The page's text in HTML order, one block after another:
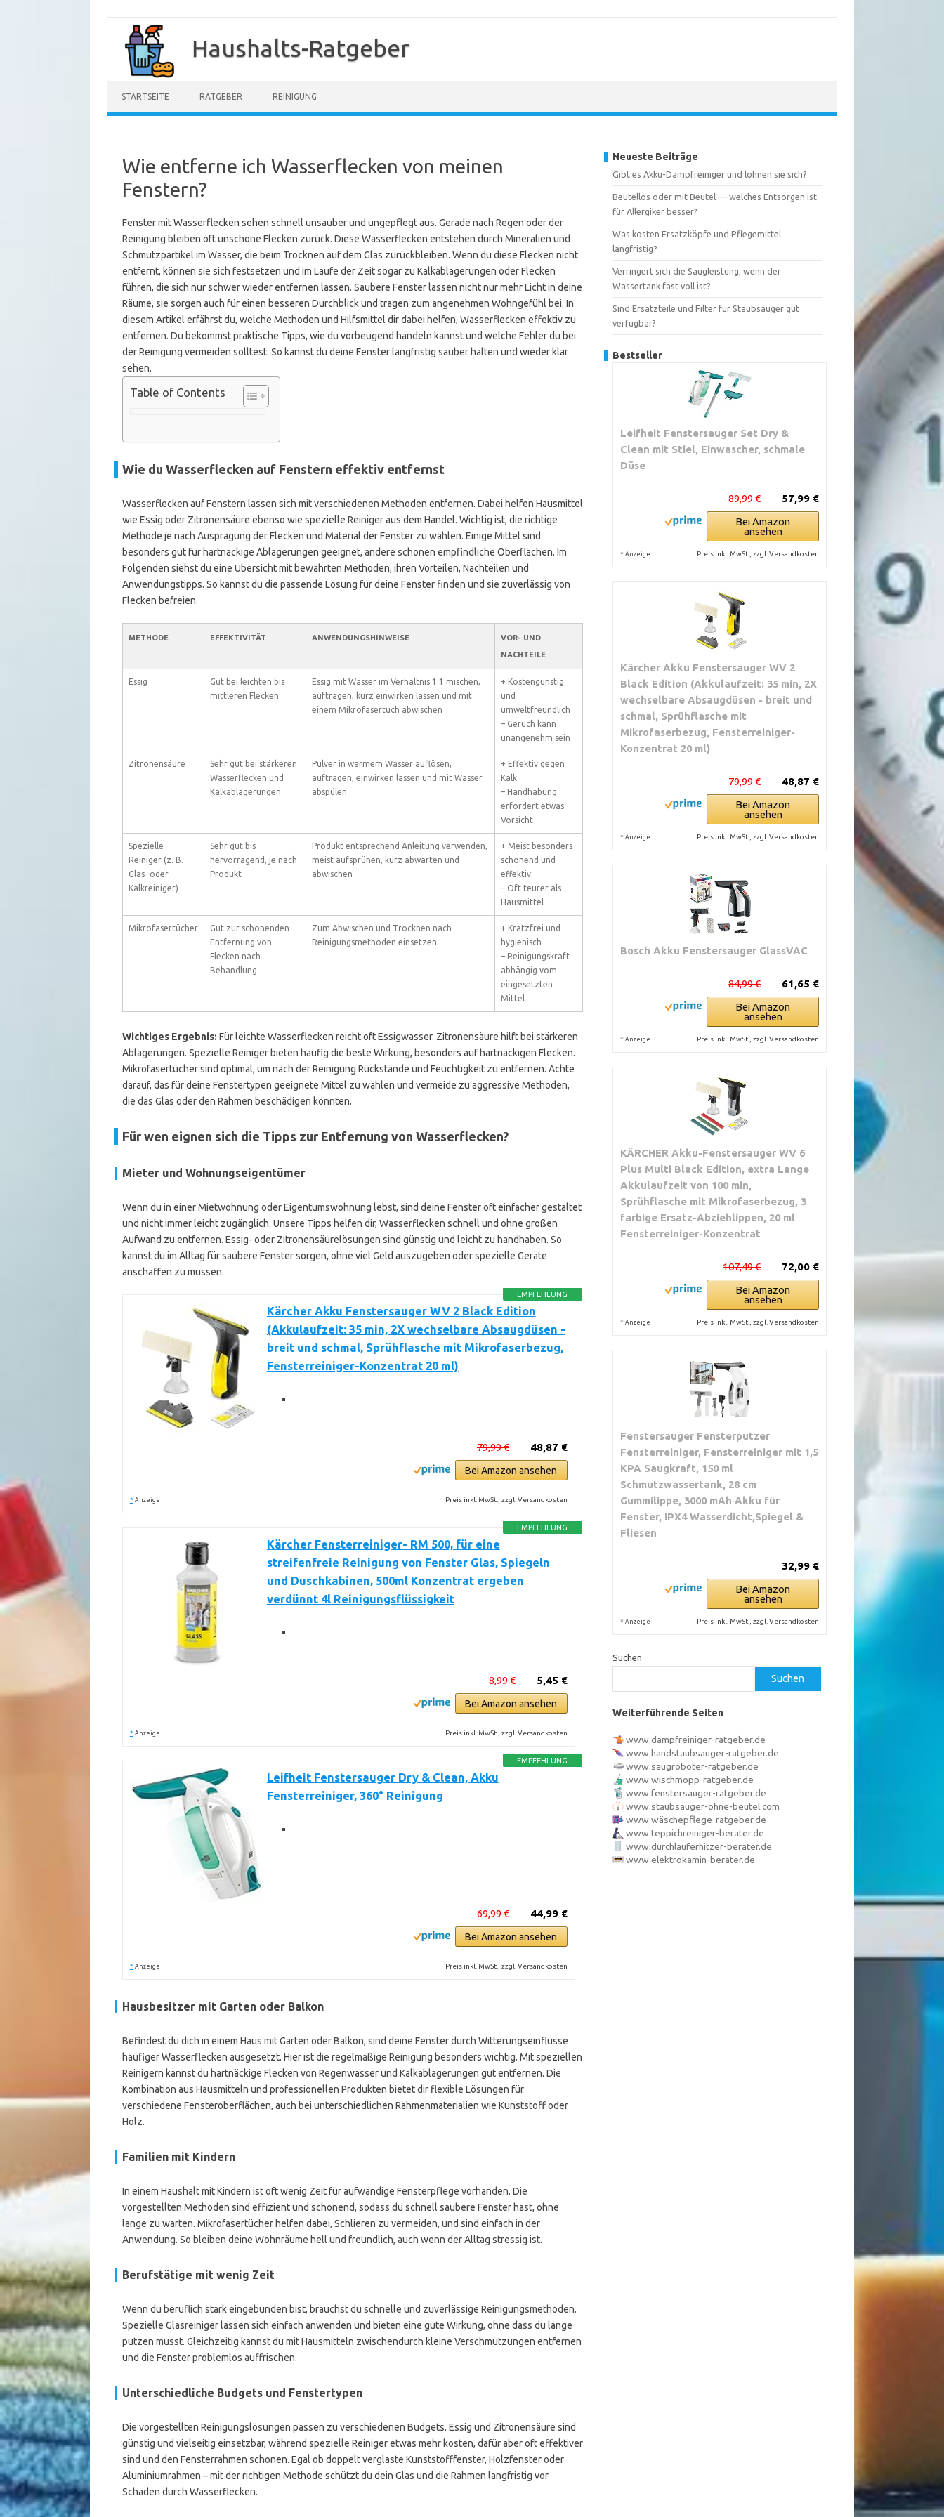
springen
Haushalts-Ratgeber
STARTSEITE RATGEBER REINIGUNG
Wie entferne ich Wasserflecken von meinen
Fenstern?
Fenster mit Wasserflecken sehen schnell unsauber und ungepflegt aus. Gerade nach Regen oder der
Reinigung bleiben oft unschöne Flecken zurück. Diese Wasserflecken entstehen durch Mineralien und
Schmutzpartikel im Wasser, die beim Trocknen auf dem Glas zurückbleiben. Wenn du diese Flecken nicht
entfernt, können sie sich festsetzen und im Laufe der Zeit sogar zu Kalkablagerungen oder Flecken
führen, die sich nur schwer wieder entfernen lassen. Saubere Fenster lassen nicht nur mehr Licht in deine
Räume, sie sorgen auch für einen besseren Durchblick und tragen zum angenehmen Wohngefühl bei. In
diesem Artikel erfährst du, welche Methoden und Hilfsmittel dir dabei helfen, Wasserflecken effektiv zu
entfernen. Du bekommst praktische Tipps, wie du vorbeugend handeln kannst und welche Fehler du bei
der Reinigung vermeiden solltest. So kannst du deine Fenster langfristig sauber halten und wieder klar
sehen.
Table of Contents
Wie du Wasserflecken auf Fenstern effektiv entfernst
Wasserflecken auf Fenstern lassen sich mit verschiedenen Methoden entfernen. Dabei helfen Hausmittel
wie Essig oder Zitronensäure ebenso wie spezielle Reiniger aus dem Handel. Wichtig ist, die richtige
Methode je nach Ausprägung der Flecken und Material der Fenster zu wählen. Einige Mittel sind
besonders gut für hartnäckige Ablagerungen geeignet, andere schonen empfindliche Oberflächen. Im
Folgenden siehst du eine Übersicht mit bewährten Methoden, ihren Vorteilen, Nachteilen und
Anwendungstipps. So kannst du die passende Lösung für deine Fenster finden und sie zuverlässig von
Flecken befreien.
METHODE EFFEKTIVITÄT ANWENDUNGSHINWEISE
VOR- UND
NACHTEILE
Essig
Gut bei leichten bis
mittleren Flecken
Essig mit Wasser im Verhältnis 1:1 mischen,
auftragen, kurz einwirken lassen und mit
einem Mikrofasertuch abwischen
+ Kostengünstig
und
umweltfreundlich
– Geruch kann
unangenehm sein
Zitronensäure
Sehr gut bei stärkeren
Wasserflecken und
Kalkablagerungen
Pulver in warmem Wasser auflösen,
auftragen, einwirken lassen und mit Wasser
abspülen
+ Effektiv gegen
Kalk
– Handhabung
erfordert etwas
Vorsicht
Spezielle
Reiniger (z. B.
Glas- oder
Kalkreiniger)
Sehr gut bis
hervorragend, je nach
Produkt
Produkt entsprechend Anleitung verwenden,
meist aufsprühen, kurz abwarten und
abwischen
+ Meist besonders
schonend und
effektiv
– Oft teurer als
Hausmittel
Mikrofasertücher
Gut zur schonenden
Entfernung von
Flecken nach
Behandlung
Zum Abwischen und Trocknen nach
Reinigungsmethoden einsetzen
+ Kratzfrei und
hygienisch
– Reinigungskraft
abhängig vom
eingesetzten
Mittel
Wichtiges Ergebnis: Für leichte Wasserflecken reicht oft Essigwasser. Zitronensäure hilft bei stärkeren
Ablagerungen. Spezielle Reiniger bieten häufig die beste Wirkung, besonders auf hartnäckigen Flecken.
Mikrofasertücher sind optimal, um nach der Reinigung Rückstände und Feuchtigkeit zu entfernen. Achte
darauf, das für deine Fenstertypen geeignete Mittel zu wählen und vermeide zu aggressive Methoden,
die das Glas oder den Rahmen beschädigen könnten.
Für wen eignen sich die Tipps zur Entfernung von Wasserflecken?
Mieter und Wohnungseigentümer
Wenn du in einer Mietwohnung oder Eigentumswohnung lebst, sind deine Fenster oft einfacher gestaltet
und nicht immer leicht zugänglich. Unsere Tipps helfen dir, Wasserflecken schnell und ohne großen
Aufwand zu entfernen. Essig- oder Zitronensäurelösungen sind günstig und leicht zu handhaben. So
kannst du im Alltag für saubere Fenster sorgen, ohne viel Geld auszugeben oder spezielle Geräte
anschaffen zu müssen.
EMPFEHLUNG
Kärcher Akku Fenstersauger WV 2 Black Edition
(Akkulaufzeit: 35 min, 2X wechselbare Absaugdüsen -
breit und schmal, Sprühflasche mit Mikrofaserbezug,
Fensterreiniger-Konzentrat 20 ml)
48,87 €
79,99 €
Bei Amazon ansehen
* Anzeige Preis inkl. MwSt., zzgl. Versandkosten
EMPFEHLUNG
Kärcher Fensterreiniger- RM 500, für eine
streifenfreie Reinigung von Fenster Glas, Spiegeln
und Duschkabinen, 500ml Konzentrat ergeben
verdünnt 4l Reinigungsflüssigkeit
5,45 €
8,99 €
Bei Amazon ansehen
* Anzeige Preis inkl. MwSt., zzgl. Versandkosten
EMPFEHLUNG
Leifheit Fenstersauger Dry & Clean, Akku
Fensterreiniger, 360° Reinigung
44,99 €
69,99 €
Bei Amazon ansehen
* Anzeige Preis inkl. MwSt., zzgl. Versandkosten
Hausbesitzer mit Garten oder Balkon
Befindest du dich in einem Haus mit Garten oder Balkon, sind deine Fenster durch Witterungseinflüsse
häufiger Wasserflecken ausgesetzt. Hier ist die regelmäßige Reinigung besonders wichtig. Mit speziellen
Reinigern kannst du hartnäckige Flecken von Regenwasser und Kalkablagerungen gut entfernen. Die
Kombination aus Hausmitteln und professionellen Produkten bietet dir flexible Lösungen für
verschiedene Fensteroberflächen, auch bei unterschiedlichen Rahmenmaterialien wie Kunststoff oder
Holz.
Familien mit Kindern
In einem Haushalt mit Kindern ist oft wenig Zeit für aufwändige Fensterpflege vorhanden. Die
vorgestellten Methoden sind effizient und schonend, sodass du schnell saubere Fenster hast, ohne
lange zu warten. Mikrofasertücher helfen dabei, Schlieren zu vermeiden, und sind einfach in der
Anwendung. So bleiben deine Wohnräume hell und freundlich, auch wenn der Alltag stressig ist.
Berufstätige mit wenig Zeit
Wenn du beruflich stark eingebunden bist, brauchst du schnelle und zuverlässige Reinigungsmethoden.
Spezielle Glasreiniger lassen sich einfach anwenden und bieten eine gute Wirkung, ohne dass du lange
putzen musst. Gleichzeitig kannst du mit Hausmitteln zwischendurch kleine Verschmutzungen entfernen
und die Fenster problemlos auffrischen.
Unterschiedliche Budgets und Fenstertypen
Die vorgestellten Reinigungslösungen passen zu verschiedenen Budgets. Essig und Zitronensäure sind
günstig und vielseitig einsetzbar, während spezielle Reiniger etwas mehr kosten, dafür aber oft effektiver
sind und den Fensterrahmen schonen. Egal ob doppelt verglaste Kunststofffenster, Holzfenster oder
Aluminiumrahmen – mit der richtigen Methode schützt du dein Glas und die Rahmen langfristig vor
Schäden durch Wasserflecken.
Neueste Beiträge
Gibt es Akku-Dampfreiniger und lohnen sie sich?
Beutellos oder mit Beutel — welches Entsorgen ist
für Allergiker besser?
Was kosten Ersatzköpfe und Pflegemittel
langfristig?
Verringert sich die Saugleistung, wenn der
Wassertank fast voll ist?
Sind Ersatzteile und Filter für Staubsauger gut
verfügbar?
Bestseller
Leifheit Fenstersauger Set Dry &
Clean mit Stiel, Einwascher, schmale
Düse
57,99 €
89,99 €
Bei Amazon
ansehen
* Anzeige Preis inkl. MwSt., zzgl. Versandkosten
Kärcher Akku Fenstersauger WV 2
Black Edition (Akkulaufzeit: 35 min, 2X
wechselbare Absaugdüsen - breit und
schmal, Sprühflasche mit
Mikrofaserbezug, Fensterreiniger-
Konzentrat 20 ml)
48,87 €
79,99 €
Bei Amazon
ansehen
* Anzeige Preis inkl. MwSt., zzgl. Versandkosten
Bosch Akku Fenstersauger GlassVAC
61,65 €
84,99 €
Bei Amazon
ansehen
* Anzeige Preis inkl. MwSt., zzgl. Versandkosten
KÄRCHER Akku-Fenstersauger WV 6
Plus Multi Black Edition, extra Lange
Akkulaufzeit von 100 min,
Sprühflasche mit Mikrofaserbezug, 3
farbige Ersatz-Abziehlippen, 20 ml
Fensterreiniger-Konzentrat
72,00 €
107,49 €
Bei Amazon
ansehen
* Anzeige Preis inkl. MwSt., zzgl. Versandkosten
Fenstersauger Fensterputzer
Fensterreiniger, Fensterreiniger mit 1,5
KPA Saugkraft, 150 ml
Schmutzwassertank, 28 cm
Gummilippe, 3000 mAh Akku für
Fenster, IPX4 Wasserdicht,Spiegel &
Fliesen
32,99 €
Bei Amazon
ansehen
* Anzeige Preis inkl. MwSt., zzgl. Versandkosten
Suchen
Suchen
Weiterführende Seiten
www.dampfreiniger-ratgeber.de
www.handstaubsauger-ratgeber.de
www.saugroboter-ratgeber.de
www.wischmopp-ratgeber.de
www.fenstersauger-ratgeber.de
www.staubsauger-ohne-beutel.com
www.wäschepflege-ratgeber.de
www.teppichreiniger-berater.de
www.durchlauferhitzer-berater.de
www.elektrokamin-berater.de